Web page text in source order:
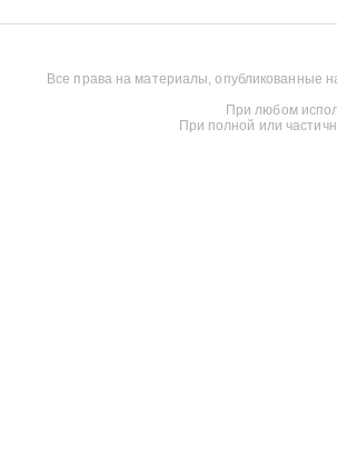
Все права на материалы, опубликованные
При любом
При полной или